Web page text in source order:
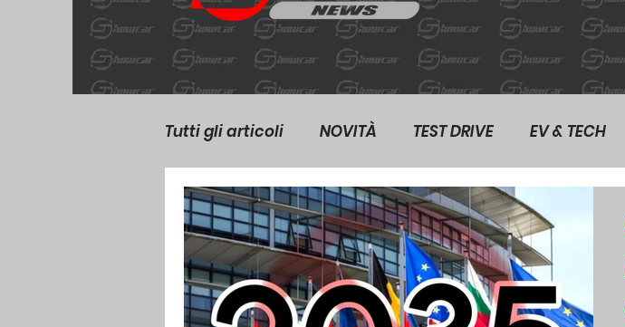
Tutti gli articoli NOVITÀ TEST DRIVE EV & TECH
RENDERING MOTO ECONOMIA INCHIESTE